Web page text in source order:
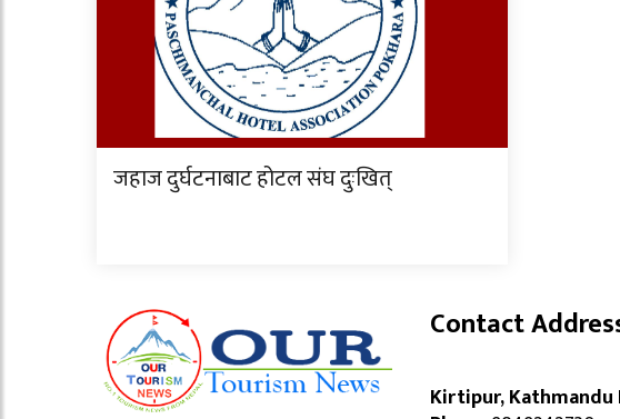
जहाज दुर्घटनाबाट होटल संघ दुःखित्
Contact
Kirtipur, Kathmandu